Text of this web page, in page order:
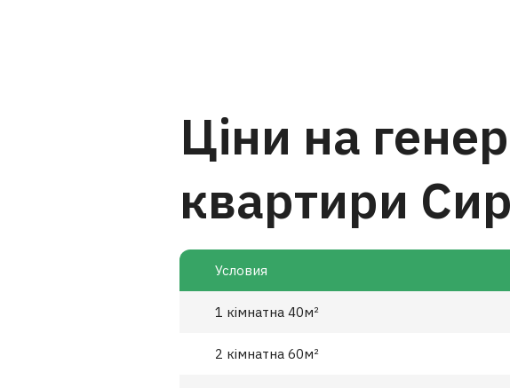
Ціни на
квартири
Условия
1 кімнатна 40м²
2 кімнатна 60м²